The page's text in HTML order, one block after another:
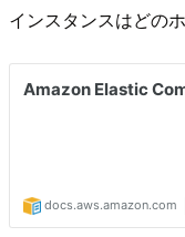
インスタンスはどの